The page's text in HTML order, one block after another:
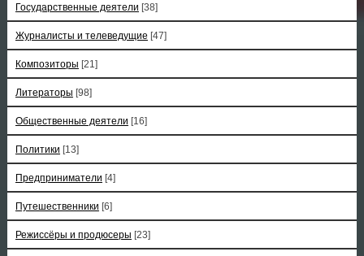
Государственные деятели [38]
Журналисты и телеведущие [47]
Композиторы [21]
Литераторы [98]
Общественные деятели [16]
Политики [13]
Предприниматели [4]
Путешественники [6]
Режиссёры и продюсеры [23]